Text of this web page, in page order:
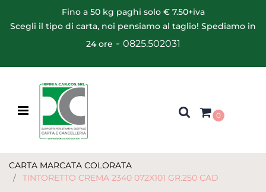
Fino a 50 kg paghi solo € 7.50+iva
Scegli il tipo di carta, noi pensiamo al taglio! Spediamo in
24 ore - 0825.502031
Open menu
0
CARTA MARCATA COLORATA
TINTORETTO CREMA 2340 072X101 GR.250 CAD